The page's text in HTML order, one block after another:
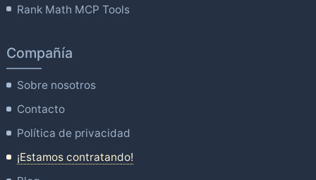
Rank Math MCP Tools
Compañía
Sobre nosotros
Contacto
Política de privacidad
¡Estamos contratando!